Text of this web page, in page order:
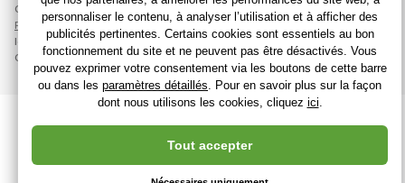
Cette page est protégée par reCAPTCHA et s'appliquent
Règles de protection des données personnellessociétés Google et
leur
Conditions contractuelles.
Création de boutiques en ligne performantes à partir deRIESENIA